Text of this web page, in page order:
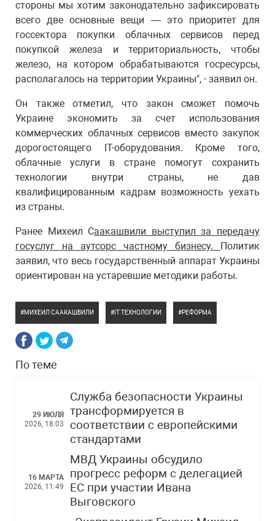
стороны мы хотим законодательно зафиксировать
всего две основные вещи — это приоритет для
госсектора покупки облачных сервисов перед
покупкой железа и территориальность, чтобы
железо, на котором обрабатываются госресурсы,
располагалось на территории Украины", - заявил он.
Он также отметил, что закон сможет помочь
Украине экономить за счет использования
коммерческих облачных сервисов вместо закупок
дорогостоящего IТ-оборудования. Кроме того,
облачные услуги в стране помогут сохранить
технологии внутри страны, не дав
квалифицированным кадрам возможность уехать
из страны.
Ранее Михеил Саакашвили выступил за передачу
госуслуг на аутсорс частному бизнесу. Политик
заявил, что весь государственный аппарат Украины
ориентирован на устаревшие методики работы.
МИХЕИЛ СААКАШВИЛИ IT ТЕХНОЛОГИИ РЕФОРМА
По теме
29 ИЮЛЯ
2026, 18:03
Служба безопасности Украины
трансформируется в
соответствии с европейскими
стандартами
16 МАРТА
2026, 11:49
МВД Украины обсудило
прогресс реформ с делегацией
ЕС при участии Ивана
Выговского